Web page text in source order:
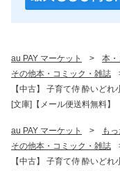
au PAY マーケット > 本
その他本・コミック・雑誌
【中古】 子育て侍 酔いど
[文庫]【メール便送料無料】
au PAY マーケット > も
その他本・コミック・雑誌
【中古】 子育て侍 酔いど